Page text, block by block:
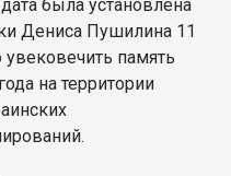
была установлена
Дениса Пушилина 11
память
на территории